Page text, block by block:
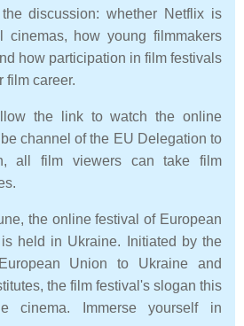
discussion: whether Netflix is
cinemas, how young filmmakers
how participation in film festivals
film career.
the link to watch the online
channel of the EU Delegation to
all film viewers can take film
the online festival of European
held in Ukraine. Initiated by the
Union to Ukraine and
the film festival's slogan this
cinema. Immerse yourself in